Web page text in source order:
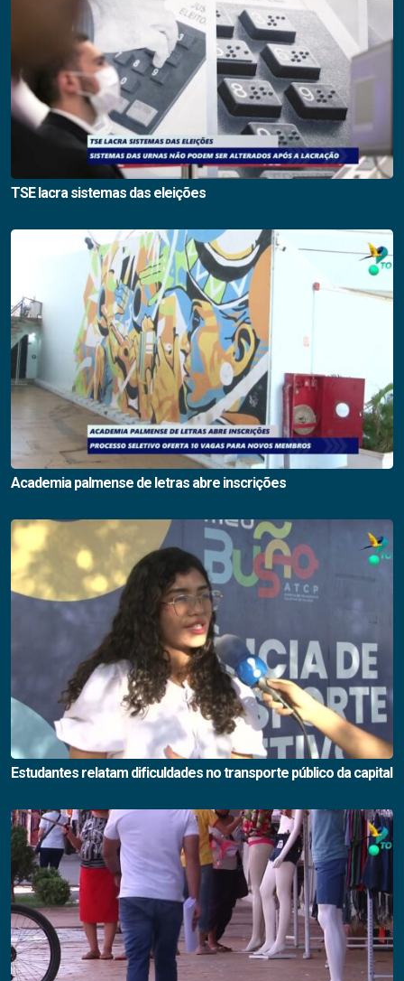
TSE lacra sistemas das eleições
Academia palmense de letras abre inscrições
Estudantes relatam dificuldades no transporte público da capital